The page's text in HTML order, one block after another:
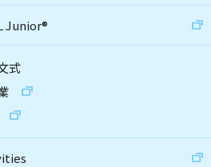
Junior®
式